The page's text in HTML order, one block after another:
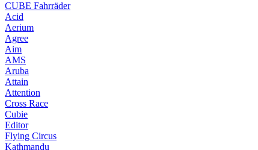
CUBE Fahrräder
Acid
Aerium
Agree
Aim
AMS
Aruba
Attain
Attention
Cross Race
Cubie
Editor
Flying Circus
Kathmandu